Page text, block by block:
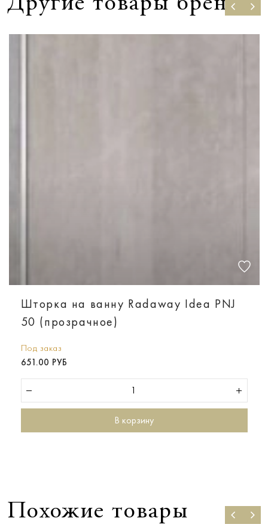
Шторка на ванну Radaway Idea PNJ
50 (прозрачное)
Под заказ
651.00 РУБ
В корзину
Похожие товары